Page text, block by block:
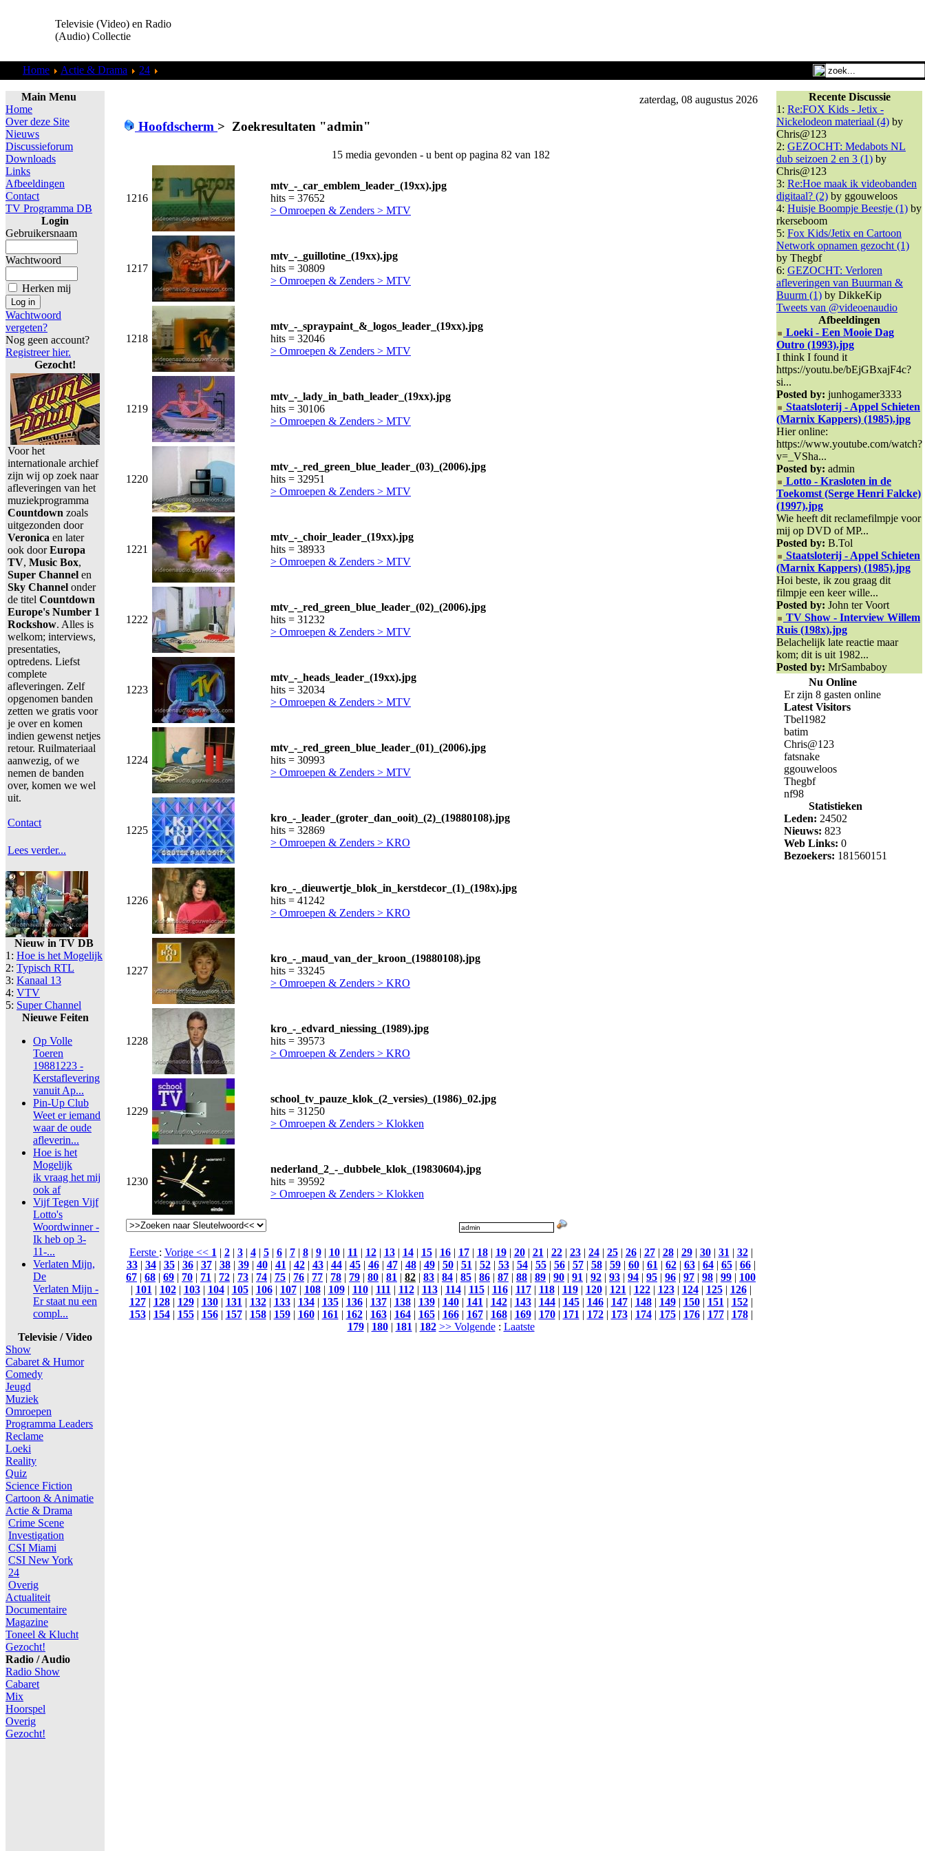
Televisie (Video) en Radio
(Audio) Collectie
Home Actie & Drama 24
Main Menu
Home
Over deze Site
Nieuws
Discussieforum
Downloads
Links
Afbeeldingen
Contact
TV Programma DB
Login
Gebruikersnaam
Wachtwoord
Herken mij
Wachtwoord
vergeten?
Nog geen account?
Registreer hier.
Gezocht!
Voor het
internationale archief
zijn wij op zoek naar
afleveringen van het
muziekprogramma
Countdown zoals
uitgezonden door
Veronica en later
ook doorEuropa
TV, Music Box,
Super Channel en
Sky Channel onder
de titel Countdown
Europe's Number 1
Rockshow. Alles is
welkom; interviews,
presentaties,
optredens. Liefst
complete
afleveringen. Zelf
opgenomen banden
zetten we gratis voor
je over en komen
indien gewenst netjes
retour. Ruilmateriaal
aanwezig, of we
nemen de banden
over, komen we wel
uit.
Contact
Lees verder...
Nieuw in TV DB
1: Hoe is het Mogelijk
2: Typisch RTL
3: Kanaal 13
4: VTV
5: Super Channel
Nieuwe Feiten
Op Volle
Toeren
19881223 -
Kerstaflevering
vanuit Ap...
Pin-Up Club
Weet er iemand
waar de oude
afleverin...
Hoe is het
Mogelijk
ik vraag het mij
ook af
Vijf Tegen Vijf
Lotto's
Woordwinner -
Ik heb op 3-
11-...
Verlaten Mijn,
De
Verlaten Mijn -
Er staat nu een
compl...
Televisie / Video
Show
Cabaret & Humor
Comedy
Jeugd
Muziek
Omroepen
Programma Leaders
Reclame
Loeki
Reality
Quiz
Science Fiction
Cartoon & Animatie
Actie & Drama
Crime Scene
Investigation
CSI Miami
CSI New York
24
Overig
Actualiteit
Documentaire
Magazine
Toneel & Klucht
Gezocht!
Radio / Audio
Radio Show
Cabaret
Mix
Hoorspel
Overig
Gezocht!
zaterdag, 08 augustus 2026
Hoofdscherm > Zoekresultaten "admin"
15 media gevonden - u bent op pagina 82 van 182
1216
mtv_-_car_emblem_leader_(19xx).jpg
hits = 37652
> Omroepen & Zenders > MTV
1217
mtv_-_guillotine_(19xx).jpg
hits = 30809
> Omroepen & Zenders > MTV
1218
mtv_-_spraypaint_&_logos_leader_(19xx).jpg
hits = 32046
> Omroepen & Zenders > MTV
1219
mtv_-_lady_in_bath_leader_(19xx).jpg
hits = 30106
> Omroepen & Zenders > MTV
1220
mtv_-_red_green_blue_leader_(03)_(2006).jpg
hits = 32951
> Omroepen & Zenders > MTV
1221
mtv_-_choir_leader_(19xx).jpg
hits = 38933
> Omroepen & Zenders > MTV
1222
mtv_-_red_green_blue_leader_(02)_(2006).jpg
hits = 31232
> Omroepen & Zenders > MTV
1223
mtv_-_heads_leader_(19xx).jpg
hits = 32034
> Omroepen & Zenders > MTV
1224
mtv_-_red_green_blue_leader_(01)_(2006).jpg
hits = 30993
> Omroepen & Zenders > MTV
1225
kro_-_leader_(groter_dan_ooit)_(2)_(19880108).jpg
hits = 32869
> Omroepen & Zenders > KRO
1226
kro_-_dieuwertje_blok_in_kerstdecor_(1)_(198x).jpg
hits = 41242
> Omroepen & Zenders > KRO
1227
kro_-_maud_van_der_kroon_(19880108).jpg
hits = 33245
> Omroepen & Zenders > KRO
1228
kro_-_edvard_niessing_(1989).jpg
hits = 39573
> Omroepen & Zenders > KRO
1229
school_tv_pauze_klok_(2_versies)_(1986)_02.jpg
hits = 31250
> Omroepen & Zenders > Klokken
1230
nederland_2_-_dubbele_klok_(19830604).jpg
hits = 39592
> Omroepen & Zenders > Klokken
Eerste : Vorige << 1| 2| 3| 4| 5| 6| 7| 8| 9| 10| 11| 12| 13| 14| 15| 16| 17| 18| 19| 20| 21| 22| 23| 24| 25| 26| 27| 28| 29| 30| 31| 32|
33| 34| 35| 36| 37| 38| 39| 40| 41| 42| 43| 44| 45| 46| 47| 48| 49| 50| 51| 52| 53| 54| 55| 56| 57| 58| 59| 60| 61| 62| 63| 64| 65| 66|
67 | 68 | 69 | 70 | 71 | 72 | 73 | 74 | 75 | 76 | 77 | 78 | 79 | 80 | 81 | 82 | 83 | 84 | 85 | 86 | 87 | 88 | 89 | 90 | 91 | 92 | 93 | 94 | 95 | 96 | 97 | 98 | 99 | 100
| 101| 102| 103| 104| 105| 106| 107| 108| 109| 110| 111| 112| 113| 114| 115| 116| 117| 118| 119| 120| 121| 122| 123| 124| 125| 126|
127| 128| 129| 130| 131| 132| 133| 134| 135| 136| 137| 138| 139| 140| 141| 142| 143| 144| 145| 146| 147| 148| 149| 150| 151| 152|
153| 154| 155| 156| 157| 158| 159| 160| 161| 162| 163| 164| 165| 166| 167| 168| 169| 170| 171| 172| 173| 174| 175| 176| 177| 178|
179| 180| 181| 182 >> Volgende: Laatste
Recente Discussie
1: Re:FOX Kids - Jetix -
Nickelodeon materiaal (4) by
Chris@123
2: GEZOCHT: Medabots NL
dub seizoen 2 en 3 (1) by
Chris@123
3: Re:Hoe maak ik videobanden
digitaal? (2) by ggouweloos
4: Huisje Boompje Beestje (1) by
rkerseboom
5: Fox Kids/Jetix en Cartoon
Network opnamen gezocht (1)
by Thegbf
6: GEZOCHT: Verloren
afleveringen van Buurman &
Buurm (1) by DikkeKip
Tweets van @videoenaudio
Afbeeldingen
Loeki - Een Mooie Dag
Outro (1993).jpg
I think I found it
https://youtu.be/bEjGBxajF4c?
si...
Posted by: junhogamer3333
Staatsloterij - Appel Schieten
(Marnix Kappers) (1985).jpg
Hier online:
https://www.youtube.com/watch?
v=_VSha...
Posted by: admin
Lotto - Krasloten in de
Toekomst (Serge Henri Falcke)
(1997).jpg
Wie heeft dit reclamefilmpje voor
mij op DVD of MP...
Posted by: B.Tol
Staatsloterij - Appel Schieten
(Marnix Kappers) (1985).jpg
Hoi beste, ik zou graag dit
filmpje een keer wille...
Posted by: John ter Voort
TV Show - Interview Willem
Ruis (198x).jpg
Belachelijk late reactie maar
kom; dit is uit 1982...
Posted by: MrSambaboy
Nu Online
Er zijn 8 gasten online
Latest Visitors
Tbel1982
batim
Chris@123
fatsnake
ggouweloos
Thegbf
nf98
Statistieken
Leden: 24502
Nieuws: 823
Web Links: 0
Bezoekers: 181560151